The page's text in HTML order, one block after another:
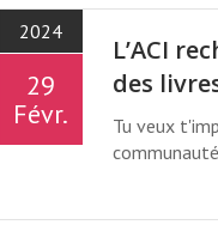
2024
29
Févr.
L’ACI
des
Tu veux